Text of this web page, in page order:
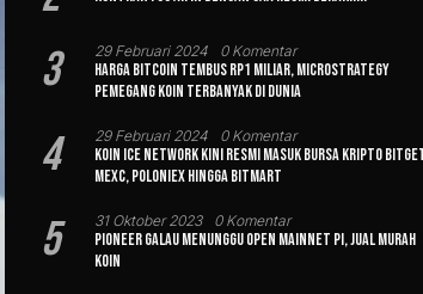
3 29 Februari 2024 0 Komentar
Harga Bitcoin Tembus Rp1 Miliar, MicroStrategy
Pemegang Koin Terbanyak di Dunia
4 29 Februari 2024 0 Komentar
Koin Ice Network Kini Resmi Masuk Bursa Kripto
MEXC, Poloniex hingga BitMart
5 31 Oktober 2023 0 Komentar
Pioneer Galau Menunggu Open Mainnet Pi, Jual Murah
Koin